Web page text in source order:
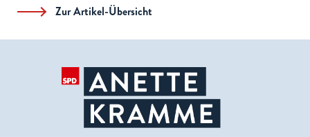
Zur Artikel-Übersicht